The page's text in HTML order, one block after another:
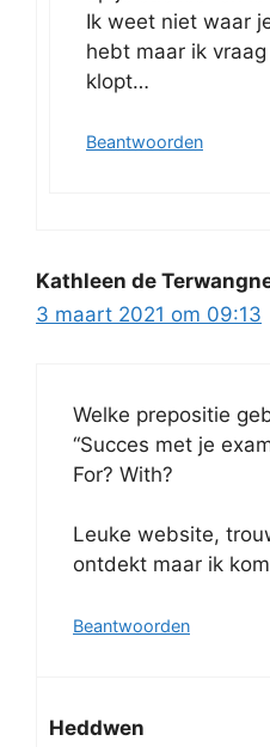
Ik weet niet waar
hebt maar ik
klopt…
Beantwoorden
Kathleen de
3 maart 2021 om 09:13
Welke prepositie
“Succes met je
For? With?
Leuke website,
ontdekt maar ik
Beantwoorden
Heddwen